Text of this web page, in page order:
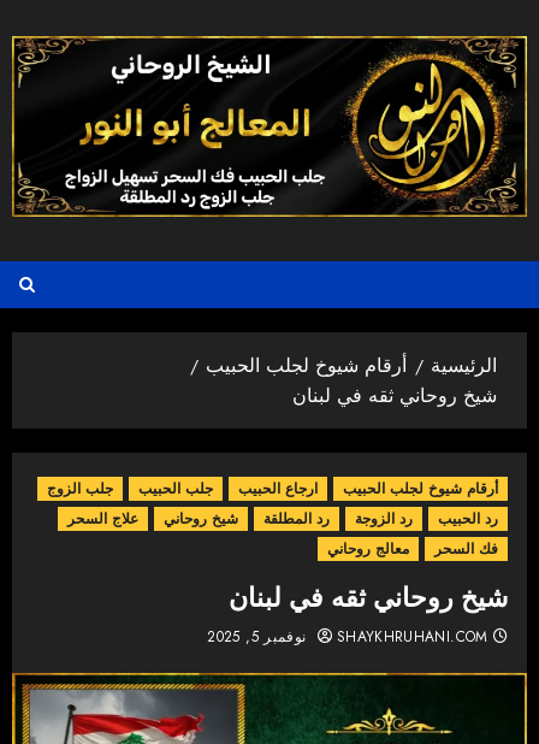
إلى
المحتوى
الرئيسية
أرقام شيوخ لجلب الحبيب
شيخ روحاني ثقه في لبنان
أرقام شيوخ لجلب الحبيب ارجاع الحبيب جلب الحبيب
جلب الزوج
رد الحبيب
رد الزوجة رد المطلقة شيخ روحاني
علاج السحر
فك السحر
معالج روحاني
شيخ روحاني ثقه في لبنان
SHAYKHRUHANI.COM نوفمبر 5, 2025